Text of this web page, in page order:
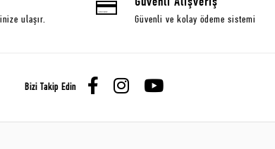
ulaşır. Güvenli ve kolay ödeme sistemi
Bizi Takip Edin